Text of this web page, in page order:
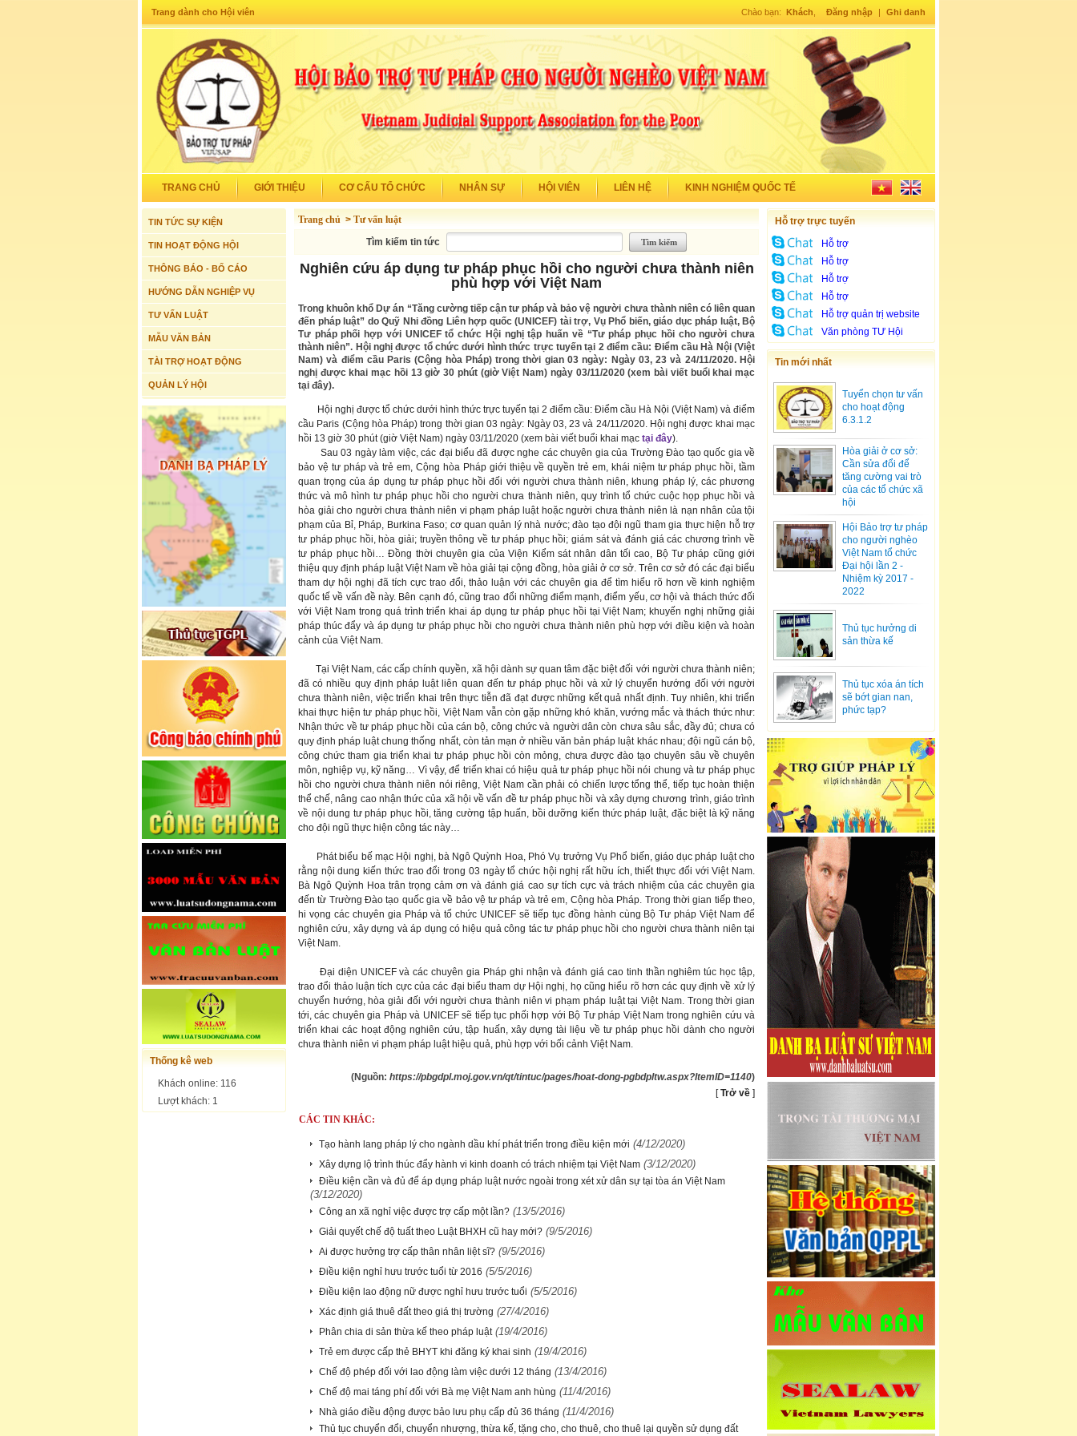
Trang dành cho Hội viên Chào bạn: Khách Đăng nhập | Ghi danh
TRANG CHỦ GIỚI THIỆU CƠ CẤU TỔ CHỨC NHÂN SỰ HỘI VIÊN LIÊN HỆ KINH NGHIỆM QUỐC TẾ
TIN TỨC SỰ KIỆN
TIN HOẠT ĐỘNG HỘI
THÔNG BÁO - BỐ CÁO
HƯỚNG DẪN NGHIỆP VỤ
TƯ VẤN LUẬT
MẪU VĂN BẢN
TÀI TRỢ HOẠT ĐỘNG
QUẢN LÝ HỘI
Thống kê web
Khách online: 116
Lượt khách: 1
Trang chủ > Tư vấn luật
Tìm kiếm tin tức
Nghiên cứu áp dụng tư pháp phục hồi cho người chưa thành niên
phù hợp với Việt Nam
Trong khuôn khổ Dự án “Tăng cường tiếp cận tư pháp và bảo vệ người chưa thành niên có liên quan
đến pháp luật” do Quỹ Nhi đồng Liên hợp quốc (UNICEF) tài trợ, Vụ Phổ biến, giáo dục pháp luật, Bộ
Tư pháp phối hợp với UNICEF tổ chức Hội nghị tập huấn về “Tư pháp phục hồi cho người chưa
thành niên”. Hội nghị được tổ chức dưới hình thức trực tuyến tại 2 điểm cầu: Điểm cầu Hà Nội (Việt
Nam) và điểm cầu Paris (Cộng hòa Pháp) trong thời gian 03 ngày: Ngày 03, 23 và 24/11/2020. Hội
nghị được khai mạc hồi 13 giờ 30 phút (giờ Việt Nam) ngày 03/11/2020 (xem bài viết buổi khai mạc
tại đây).
Hội nghị được tổ chức dưới hình thức trực tuyến tại 2 điểm cầu: Điểm cầu Hà Nội (Việt Nam) và điểm
cầu Paris (Cộng hòa Pháp) trong thời gian 03 ngày: Ngày 03, 23 và 24/11/2020. Hội nghị được khai mạc
hồi 13 giờ 30 phút (giờ Việt Nam) ngày 03/11/2020 (xem bài viết buổi khai mạc tại đây).
Sau 03 ngày làm việc, các đại biểu đã được nghe các chuyên gia ​của Trường Đào tạo quốc gia về
bảo vệ tư pháp và trẻ em, Cộng hòa Pháp giới thiệu về quyền trẻ em, khái niệm tư pháp phục hồi, tầm
quan trọng của áp dụng tư pháp phục hồi đối với người chưa thành niên, khung pháp lý, các phương
thức và mô hình tư pháp phục hồi cho người chưa thành niên, quy trình tổ chức cuộc họp phục hồi và
hòa giải cho người chưa thành niên vi phạm pháp luật hoặc người chưa thành niên là nạn nhân của tội
phạm của Bỉ, Pháp, Burkina Faso; cơ quan quản lý nhà nước; đào tạo đội ngũ tham gia thực hiện hỗ trợ
tư pháp phục hồi, hòa giải; truyền thông về tư pháp phục hồi; giám sát và đánh giá các chương trình về
tư pháp phục hồi… Đồng thời chuyên gia của Viện Kiểm sát nhân dân tối cao, Bộ Tư pháp cũng giới
thiệu quy định pháp luật Việt Nam về hòa giải tại cộng đồng, hòa giải ở cơ sở. Trên cơ sở đó các đại biểu
tham dự hội nghị đã tích cực trao đổi, thảo luận với các chuyên gia để tìm hiểu rõ hơn về kinh nghiệm
quốc tế về vấn đề này. Bên cạnh đó, cũng trao đổi những điểm mạnh, điểm yếu, cơ hội và thách thức đối
với Việt Nam trong quá trình triển khai áp dụng tư pháp phục hồi tại Việt Nam; khuyến nghị những giải
pháp thúc đẩy và áp dụng tư pháp phục hồi cho người chưa thành niên phù hợp với điều kiện và hoàn
cảnh của Việt Nam.
Tại Việt Nam, các cấp chính quyền, xã hội dành sự quan tâm đặc biệt đối với người chưa thành niên;
đã có nhiều quy định pháp luật liên quan đến tư pháp phục hồi và xử lý chuyển hướng đối với người
chưa thành niên, việc triển khai trên thực tiễn đã đạt được những kết quả nhất định. Tuy nhiên, khi triển
khai thực hiện tư pháp phục hồi, Việt Nam vẫn còn gặp những khó khăn, vướng mắc và thách thức như:
Nhận thức về tư pháp phục hồi của cán bộ, công chức và người dân còn chưa sâu sắc, đầy đủ; chưa có
quy định pháp luật chung thống nhất, còn tản mạn ở nhiều văn bản pháp luật khác nhau; đội ngũ cán bộ,
công chức tham gia triển khai tư pháp phục hồi còn mỏng, chưa được đào tạo chuyên sâu về chuyên
môn, nghiệp vụ, kỹ năng… Vì vậy, để triển khai có hiệu quả tư pháp phục hồi nói chung và tư pháp phục
hồi cho người chưa thành niên nói riêng, Việt Nam cần phải có chiến lược tổng thể, tiếp tục hoàn thiện
thể chế, nâng cao nhận thức của xã hội về vấn đề tư pháp phục hồi và xây dựng chương trình, giáo trình
về nội dung tư pháp phục hồi, tăng cường tập huấn, bồi dưỡng kiến thức pháp luật, đặc biệt là kỹ năng
cho đội ngũ thực hiện công tác này…
Phát biểu bế mạc Hội nghị, bà Ngô Quỳnh Hoa, Phó Vụ trưởng Vụ Phổ biến, giáo dục pháp luật cho
rằng nội dung kiến thức trao đổi trong 03 ngày tổ chức hội nghị rất hữu ích, thiết thực đối với Việt Nam.
Bà Ngô Quỳnh Hoa trân trọng cảm ơn và đánh giá cao sự tích cực và trách nhiệm của các chuyên gia
đến từ Trường Đào tạo quốc gia về bảo vệ tư pháp và trẻ em, Cộng hòa Pháp. Trong thời gian tiếp theo,
hi vọng các chuyên gia Pháp và tổ chức UNICEF sẽ tiếp tục đồng hành cùng Bộ Tư pháp Việt Nam để
nghiên cứu, xây dựng và áp dụng có hiệu quả công tác tư pháp phục hồi cho người chưa thành niên tại
Việt Nam.
Đại diện UNICEF và các chuyên gia Pháp ghi nhận và đánh giá cao tinh thần nghiêm túc học tập,
trao đổi thảo luận tích cực của các đại biểu tham dự Hội nghị, họ cũng hiểu rõ hơn các quy định về xử lý
chuyển hướng, hòa giải đối với người chưa thành niên vi phạm pháp luật tại Việt Nam. Trong thời gian
tới, các chuyên gia Pháp và UNICEF sẽ tiếp tục phối hợp với Bộ Tư pháp Việt Nam trong nghiên cứu và
triển khai các hoạt động nghiên cứu, tập huấn, xây dựng tài liệu về tư pháp phục hồi dành cho người
chưa thành niên vi phạm pháp luật hiệu quả, phù hợp với bối cảnh Việt Nam.
(Nguồn: https://pbgdpl.moj.gov.vn/qt/tintuc/pages/hoat-dong-pgbdpltw.aspx?ItemID=1140)
[Trở về ]
CÁC TIN KHÁC:
Tạo hành lang pháp lý cho ngành dầu khí phát triển trong điều kiện mới (4/12/2020)
Xây dựng lộ trình thúc đẩy hành vi kinh doanh có trách nhiệm tại Việt Nam (3/12/2020)
Điều kiện cần và đủ để áp dụng pháp luật nước ngoài trong xét xử dân sự tại tòa án Việt Nam
(3/12/2020)
Công an xã nghỉ việc được trợ cấp một lần? (13/5/2016)
Giải quyết chế độ tuất theo Luật BHXH cũ hay mới? (9/5/2016)
Ai được hưởng trợ cấp thân nhân liệt sĩ? (9/5/2016)
Điều kiện nghỉ hưu trước tuổi từ 2016 (5/5/2016)
Điều kiện lao động nữ được nghỉ hưu trước tuổi (5/5/2016)
Xác định giá thuê đất theo giá thị trường (27/4/2016)
Phân chia di sản thừa kế theo pháp luật (19/4/2016)
Trẻ em được cấp thẻ BHYT khi đăng ký khai sinh (19/4/2016)
Chế độ phép đối với lao động làm việc dưới 12 tháng (13/4/2016)
Chế độ mai táng phí đối với Bà mẹ Việt Nam anh hùng (11/4/2016)
Nhà giáo điều động được bảo lưu phụ cấp đủ 36 tháng (11/4/2016)
Thủ tục chuyển đổi, chuyển nhượng, thừa kế, tặng cho, cho thuê, cho thuê lại quyền sử dụng đất
Hỗ trợ trực tuyến
Hỗ trợ
Hỗ trợ
Hỗ trợ
Hỗ trợ
Hỗ trợ quản trị website
Văn phòng TƯ Hội
Tin mới nhất
Tuyển chọn tư vấn
cho hoạt động
6.3.1.2
Hòa giải ở cơ sở:
Cần sửa đổi để
tăng cường vai trò
của các tổ chức xã
hội
Hội Bảo trợ tư pháp
cho người nghèo
Việt Nam tổ chức
Đại hội lần 2 -
Nhiệm kỳ 2017 -
2022
Thủ tục hưởng di
sản thừa kế
Thủ tục xóa án tích
sẽ bớt gian nan,
phức tạp?